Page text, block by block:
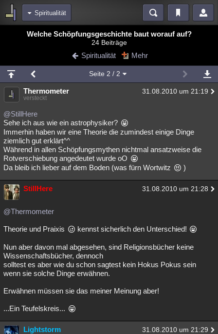
Spiritualität
Bereiche
Blogs
Chat Wiki Neuigkeiten
meine Rubriken
Menschen Wissenschaft Mystery Kriminalfälle
Spiritualität
Natur Umfragen Unterhaltung
weitere Rubriken
Philosophie Träume Orte Esoterik
Astronomie Helpdesk Gruppen Gaming Filme
Musik
Übersichten
Besucht Teilgenommen Alle Neue Geschlossen
Lesenswert Schlüsselwörter
Welche Schöpfungsgeschichte baut worauf auf?
24 Beiträge
Spiritualität Mehr
Seite 2 / 2
Thermometer 31.08.2010 um 21:19
versteckt
@StillHere
Sehe ich aus wie ein astrophysiker?
Immerhin haben wir eine Theorie die zumindest einige Dinge
ziemlich gut erklärt^^
Während in allen Schöpfungsmythen nichtmal ansatzweise die
Rotverschiebung angedeutet wurde oO
Da bleib ich lieber auf dem Boden (was fürn Wortwitz
)
StillHere 31.08.2010 um 21:28
@Thermometer
Theorie und Praixis kennst sicherlich den Unterschied!
Nun aber davon mal abgesehen, sind Religionsbücher keine
Wissenschaftsbücher, dennoch
solltest es aber wie du schon sagtest kein Hokus Pokus sein
wenn sie solche Dinge erwähnen.
Erwähnen müssen sie das meiner Meinung aber!
...Ein Teufelskreis...
Lightstorm 31.08.2010 um 21:29